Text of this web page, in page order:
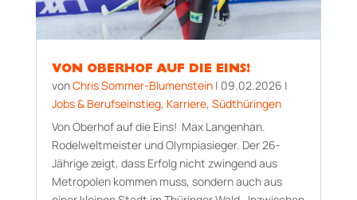
VON OBERHOF AUF DIE EINS!
vonChris Sommer-Blumenstein| 09.02.2026 |
Jobs & Berufseinstieg, Karriere, Südthüringen
Von Oberhof auf die Eins! Max Langenhan.
Rodelweltmeister und Olympiasieger. Der 26-
Jährige zeigt, dass Erfolg nicht zwingend aus
Metropolen kommen muss, sondern auch aus